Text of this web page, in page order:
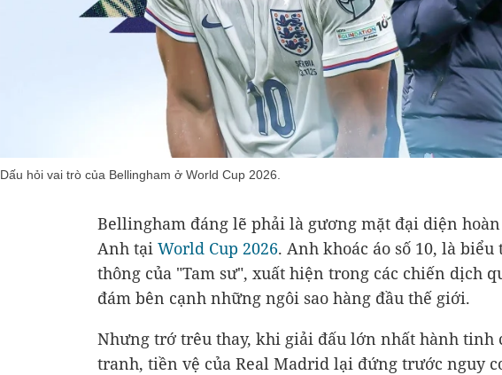
Dấu hỏi vai trò của Bellingham ở World Cup 2026.
Bellingham đáng lẽ phải là gương mặt đại diện
Anh tại World Cup 2026. Anh khoác áo số 10, là
thông của "Tam sư", xuất hiện trong các chiến dịch
đám bên cạnh những ngôi sao hàng đầu thế giới.
Nhưng trớ trêu thay, khi giải đấu lớn nhất hành tinh
tranh, tiền vệ của Real Madrid lại đứng trước nguy